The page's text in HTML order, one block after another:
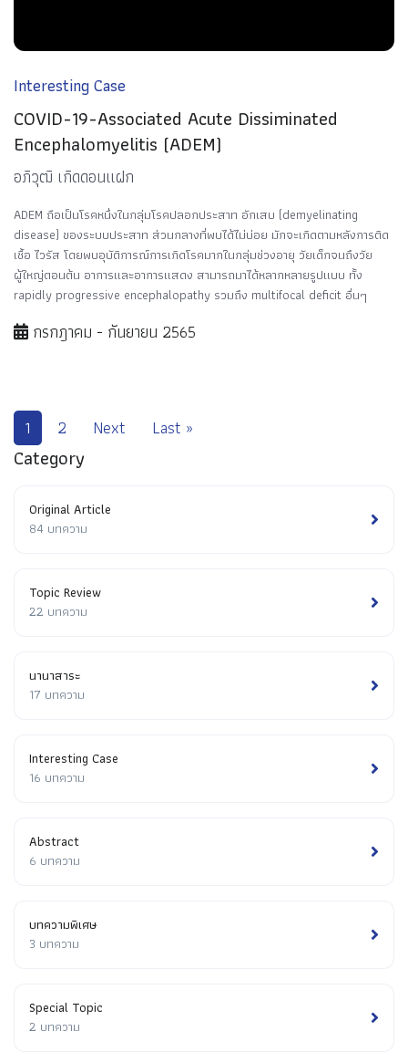
Interesting Case
COVID-19-Associated Acute Dissiminated
Encephalomyelitis (ADEM)
อภิวุฒิ เกิดดอนแฝก
ADEM ถือเป็นโรคหนึ่งในกลุ่มโรคปลอกประสาท อักเสบ (demyelinating
disease) ของระบบประสาท ส่วนกลางที่พบได้ไม่บ่อย มักจะเกิดตามหลังการติด
เชื้อ ไวรัส โดยพบอุบัติการณ์การเกิดโรคมากในกลุ่มช่วงอายุ วัยเด็กจนถึงวัย
ผู้ใหญ่ตอนต้น อาการและอาการแสดง สามารถมาได้หลากหลายรูปแบบ ทั้ง
rapidly progressive encephalopathy รวมถึง multifocal deficit อื่นๆ
กรกฎาคม - กันยายน 2565
1 2 Next Last »
Category
Original Article
84 บทความ
Topic Review
22 บทความ
นานาสาระ
17 บทความ
Interesting Case
16 บทความ
Abstract
6 บทความ
บทความพิเศษ
3 บทความ
Special Topic
2 บทความ